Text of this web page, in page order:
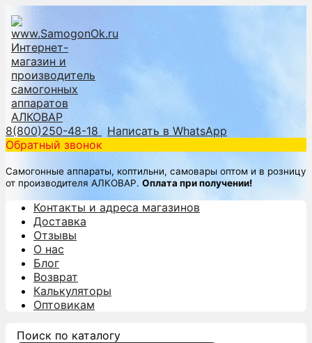
8(800)250-48-18
Написать в WhatsApp
Обратный звонок
Самогонные аппараты, коптильни, самовары оптом и в розницу
от производителя АЛКОВАР. Оплата при получении!
Контакты и адреса магазинов
Доставка
Отзывы
О нас
Блог
Возврат
Калькуляторы
Оптовикам
Поиск по каталогу